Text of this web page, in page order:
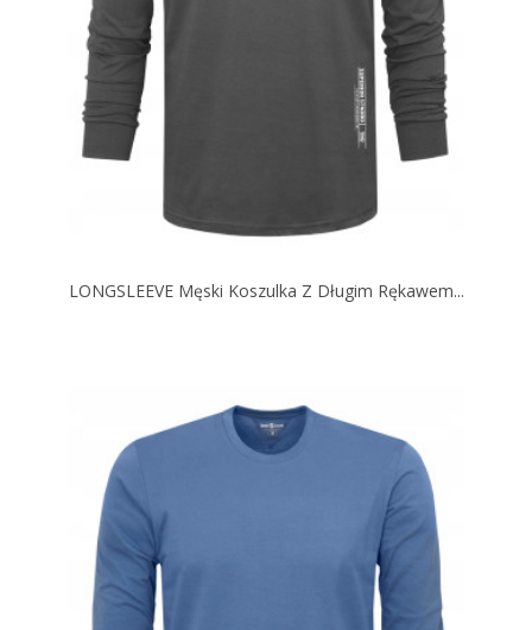
LONGSLEEVE Męski Koszulka Z Długim Rękawem...